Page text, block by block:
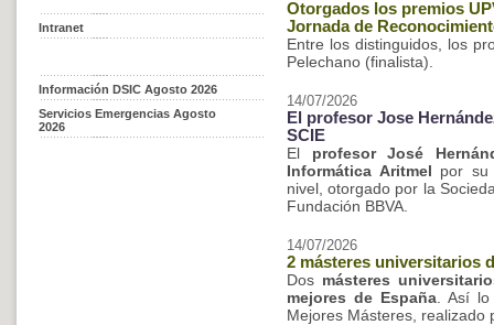
Intranet
Información DSIC Agosto 2026
Servicios Emergencias Agosto
2026
Otorgados los premios
Jornada de
Entre los distinguidos, los
Pelechano (finalista).
14/07/2026
El profesor Jose
SCIE
El profesor
José
Informática Aritmel por su
nivel, otorgado por la
Fundación BBVA.
14/07/2026
2 másteres universitarios
Dos másteres
mejores de España. Así lo
Mejores Másteres, realizado